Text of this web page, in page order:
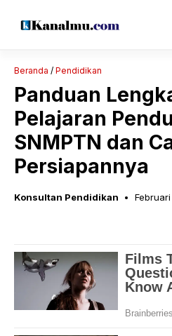
Beranda / Pendidikan
Panduan
Pelajaran
SNMPTN dan
Persiapannya
Konsultan Pendidikan